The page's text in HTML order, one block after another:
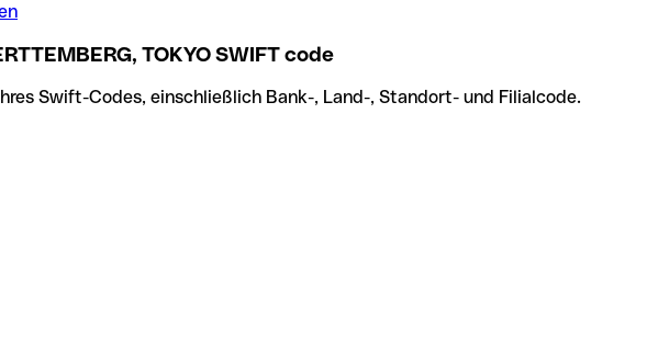
TOKYO SWIFT code
Swift-Codes, einschließlich Bank-, Land-, Standort- und Filialcode.